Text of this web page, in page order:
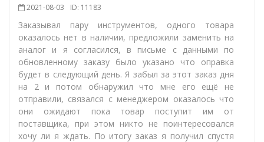
2021-08-03 ID: 11183
Заказывал пару инструментов, одного товара
оказалось нет в наличии, предложили заменить на
аналог и я согласился, в письме с данными по
обновленному заказу было указано что оправка
будет в следующий день. Я забыл за этот заказ дня
на 2 и потом обнаружил что мне его ещё не
отправили, связался с менеджером оказалось что
они ожидают пока товар поступит им от
поставщика, при этом никто не поинтересовался
хочу ли я ждать. По итогу заказ я получил спустя